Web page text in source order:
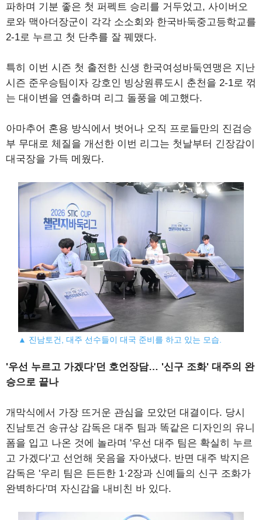
파하며 기분 좋은 첫 퍼펙트 승리를 거두었고, 사이버오
로와 맥아더장군이 각각 소소회와 한국바둑중고등학교를
2-1로 누르고 첫 단추를 잘 꿰맸다.
특히 이번 시즌 첫 출전한 신생 한국여성바둑연맹은 지난
시즌 준우승팀이자 강호인 빙상원류도시 춘천을 2-1로 꺾
는 대이변을 연출하며 리그 돌풍을 예고했다.
아마추어 혼용 방식에서 벗어나 오직 프로들만의 진검승
부 무대로 체질을 개선한 이번 리그는 첫날부터 긴장감이
대국장을 가득 메웠다.
▲ 진남토건, 대주 선수들이 대국 준비를 하고 있는 모습.
'우선 누르고 가겠다'던 호언장담… '신구 조화' 대주의 완
승으로 끝나
개막식에서 가장 뜨거운 관심을 모았던 대결이다. 당시
진남토건 송규상 감독은 대주 팀과 똑같은 디자인의 유니
폼을 입고 나온 것에 놀라며 '우선 대주 팀은 확실히 누르
고 가겠다'고 선언해 웃음을 자아냈다. 반면 대주 박지은
감독은 '우리 팀은 든든한 1·2장과 신예들의 신구 조화가
완벽하다'며 자신감을 내비친 바 있다.